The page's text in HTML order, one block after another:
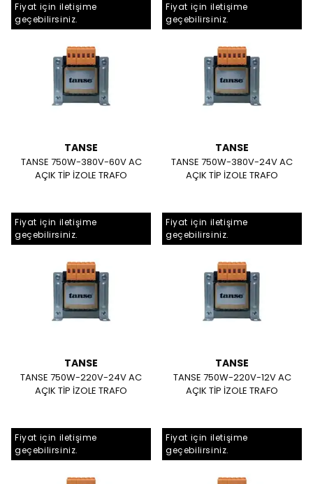
Fiyat için iletişime
geçebilirsiniz.
TANSE
TANSE 750W-380V-60V AC
AÇIK TİP İZOLE TRAFO
Fiyat için iletişime
geçebilirsiniz.
TANSE
TANSE 750W-380V-24V AC
AÇIK TİP İZOLE TRAFO
Fiyat için iletişime
geçebilirsiniz.
TANSE
TANSE 750W-220V-24V AC
AÇIK TİP İZOLE TRAFO
Fiyat için iletişime
geçebilirsiniz.
TANSE
TANSE 750W-220V-12V AC
AÇIK TİP İZOLE TRAFO
Fiyat için iletişime
geçebilirsiniz.
Fiyat için iletişime
geçebilirsiniz.